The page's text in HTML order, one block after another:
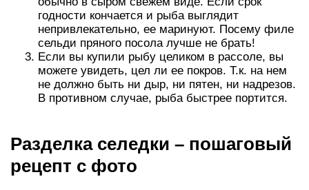
годности кончается и рыба выглядит
непривлекательно, ее маринуют. Посему филе
сельди пряного посола лучше не брать!
Если вы купили рыбу целиком в рассоле, вы
можете увидеть, цел ли ее покров. Т.к. на нем
не должно быть ни дыр, ни пятен, ни надрезов.
В противном случае, рыба быстрее портится.
Разделка селедки – пошаговый
рецепт с фото